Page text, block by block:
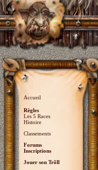
Accueil
Règles
Les 5 Races
Histoire
Classements
Forums
Inscriptions
Jouer son Trõll